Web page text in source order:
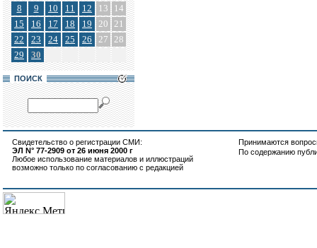
8
9 10 11 12 13
14
15
16 17 18 19 20 21
22
23 24 25 26 27 28
29
30
ПОИСК
Свидетельство о регистрации СМИ:
ЭЛ N° 77-2909 от 26 июня 2000 г
Любое использование материалов и иллюстраций
возможно только по согласованию с редакцией
Принимаются
По содержанию